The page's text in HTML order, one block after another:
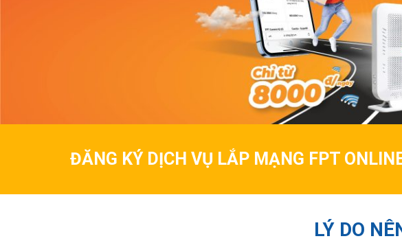
ĐĂNG KÝ DỊCH VỤ LẮP MẠNG FPT
LÝ DO